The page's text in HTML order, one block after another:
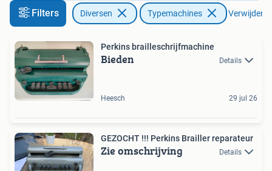
Filters Diversen Typemachines Verwijder
Perkins brailleschrijfmachine
Bieden Details
Heesch 29 jul 26
GEZOCHT !!! Perkins Brailler reparateur
Zie omschrijving Details